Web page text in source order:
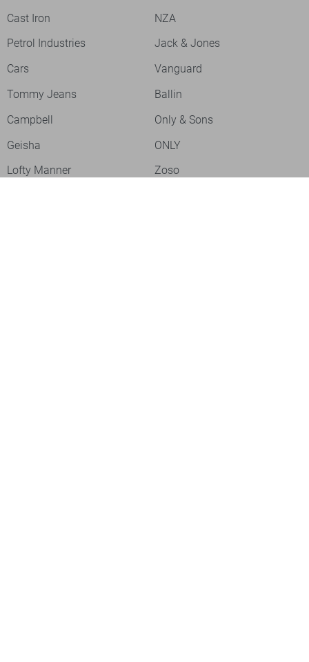
Cast Iron
NZA
Petrol Industries
Jack & Jones
Cars
Vanguard
Tommy Jeans
Ballin
Campbell
Only & Sons
Geisha
ONLY
Lofty Manner
Zoso